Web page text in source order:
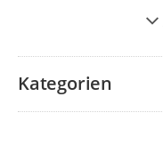
Kategorien